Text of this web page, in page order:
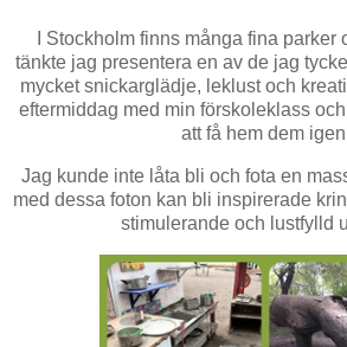
I Stockholm finns många fina parker
tänkte jag presentera en av de jag
mycket snickarglädje, leklust och
eftermiddag med min förskoleklass
att få hem dem
Jag kunde inte låta bli och fota en
med dessa foton kan bli inspirerade
stimulerande och lustfylld